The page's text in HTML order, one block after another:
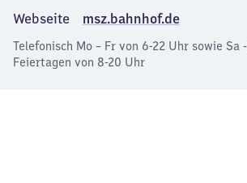
Webseite
msz.bahnhof.de
Telefonisch Mo – Fr von 6-22 Uhr sowie Sa
Feiertagen von 8-20 Uhr